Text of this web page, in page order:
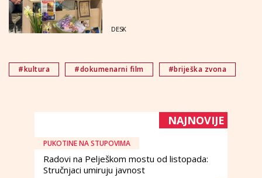
DESK
#kultura #dokumenarni film #briješka zvona
NAJNOVIJE
PUKOTINE NA STUPOVIMA
Radovi na Pelješkom mostu od listopada:
Stručnjaci umiruju javnost